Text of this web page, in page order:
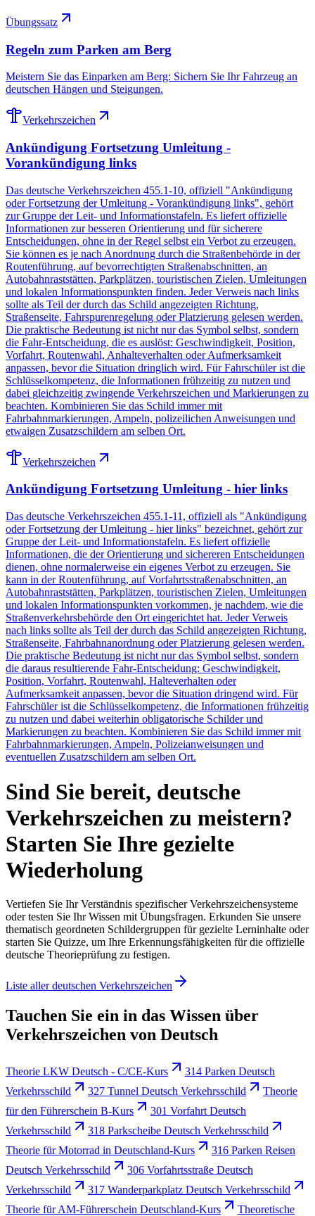
Übungssatz
Regeln zum Parken am Berg
Meistern Sie das Einparken am Berg: Sichern Sie Ihr Fahrzeug an
deutschen Hängen und Steigungen.
Verkehrszeichen
Ankündigung Fortsetzung Umleitung -
Vorankündigung links
Das deutsche Verkehrszeichen 455.1-10, offiziell "Ankündigung
oder Fortsetzung der Umleitung - Vorankündigung links", gehört
zur Gruppe der Leit- und Informationstafeln. Es liefert offizielle
Informationen zur besseren Orientierung und für sicherere
Entscheidungen, ohne in der Regel selbst ein Verbot zu erzeugen.
Sie können es je nach Anordnung durch die Straßenbehörde in der
Routenführung, auf bevorrechtigten Straßenabschnitten, an
Autobahnraststätten, Parkplätzen, touristischen Zielen, Umleitungen
und lokalen Informationspunkten finden. Jeder Verweis nach links
sollte als Teil der durch das Schild angezeigten Richtung,
Straßenseite, Fahrspurenregelung oder Platzierung gelesen werden.
Die praktische Bedeutung ist nicht nur das Symbol selbst, sondern
die Fahr-Entscheidung, die es auslöst: Geschwindigkeit, Position,
Vorfahrt, Routenwahl, Anhalteverhalten oder Aufmerksamkeit
anpassen, bevor die Situation dringlich wird. Für Fahrschüler ist die
Schlüsselkompetenz, die Informationen frühzeitig zu nutzen und
dabei gleichzeitig zwingende Verkehrszeichen und Markierungen zu
beachten. Kombinieren Sie das Schild immer mit
Fahrbahnmarkierungen, Ampeln, polizeilichen Anweisungen und
etwaigen Zusatzschildern am selben Ort.
Verkehrszeichen
Ankündigung Fortsetzung Umleitung - hier links
Das deutsche Verkehrszeichen 455.1-11, offiziell als "Ankündigung
oder Fortsetzung der Umleitung - hier links" bezeichnet, gehört zur
Gruppe der Leit- und Informationstafeln. Es liefert offizielle
Informationen, die der Orientierung und sichereren Entscheidungen
dienen, ohne normalerweise ein eigenes Verbot zu erzeugen. Sie
kann in der Routenführung, auf Vorfahrtsstraßenabschnitten, an
Autobahnraststätten, Parkplätzen, touristischen Zielen, Umleitungen
und lokalen Informationspunkten vorkommen, je nachdem, wie die
Straßenverkehrsbehörde den Ort eingerichtet hat. Jeder Verweis
nach links sollte als Teil der durch das Schild angezeigten Richtung,
Straßenseite, Fahrbahnanordnung oder Platzierung gelesen werden.
Die praktische Bedeutung ist nicht nur das Symbol selbst, sondern
die daraus resultierende Fahr-Entscheidung: Geschwindigkeit,
Position, Vorfahrt, Routenwahl, Halteverhalten oder
Aufmerksamkeit anpassen, bevor die Situation dringend wird. Für
Fahrschüler ist die Schlüsselkompetenz, die Informationen frühzeitig
zu nutzen und dabei weiterhin obligatorische Schilder und
Markierungen zu beachten. Kombinieren Sie das Schild immer mit
Fahrbahnmarkierungen, Ampeln, Polizeianweisungen und
eventuellen Zusatzschildern am selben Ort.
Sind Sie bereit, deutsche
Verkehrszeichen zu meistern?
Starten Sie Ihre gezielte
Wiederholung
Vertiefen Sie Ihr Verständnis spezifischer Verkehrszeichensysteme
oder testen Sie Ihr Wissen mit Übungsfragen. Erkunden Sie unsere
thematisch geordneten Schildergruppen für gezielte Lerninhalte oder
starten Sie Quizze, um Ihre Erkennungsfähigkeiten für die offizielle
deutsche Theorieprüfung zu festigen.
Liste aller deutschen Verkehrszeichen
Tauchen Sie ein in das Wissen über
Verkehrszeichen von Deutsch
Theorie LKW Deutsch - C/CE-Kurs
314 Parken Deutsch
Verkehrsschild
327 Tunnel Deutsch Verkehrsschild
Theorie
für den Führerschein B-Kurs
301 Vorfahrt Deutsch
Verkehrsschild
318 Parkscheibe Deutsch Verkehrsschild
Theorie für Motorrad in Deutschland-Kurs
316 Parken Reisen
Deutsch Verkehrsschild
306 Vorfahrtsstraße Deutsch
Verkehrsschild
317 Wanderparkplatz Deutsch Verkehrsschild
Theorie für AM-Führerschein Deutschland-Kurs
Theoretische